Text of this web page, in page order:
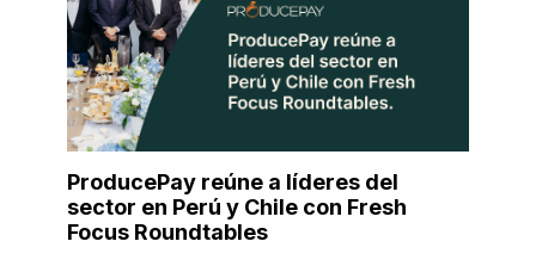
ProducePay reúne a líderes del
sector en Perú y Chile con Fresh
Focus Roundtables